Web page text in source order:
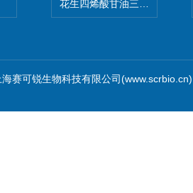
花生四烯酸甘油三酯(顺式-
赛可锐生物科技有限公司